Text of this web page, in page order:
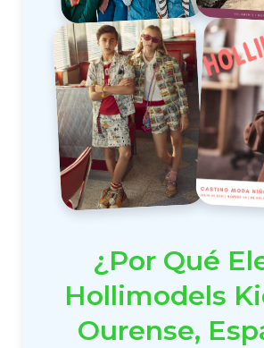
¿Por Qué
Hollimodels
Ourense,